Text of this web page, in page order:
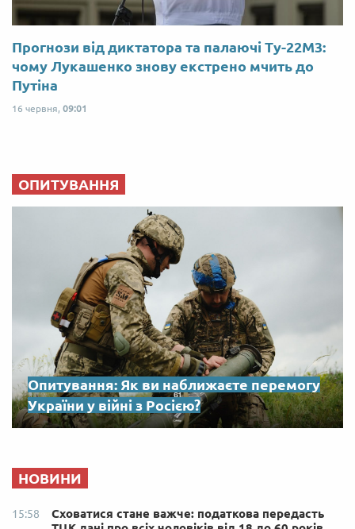
Прогнози від диктатора та палаючі Ту-22М3:
чому Лукашенко знову екстрено мчить до
Путіна
16 червня, 09:01
ОПИТУВАННЯ
Опитування: Як ви наближаєте перемогу
України у війні з Росією?
НОВИНИ
15:58
Сховатися стане важче: податкова передасть